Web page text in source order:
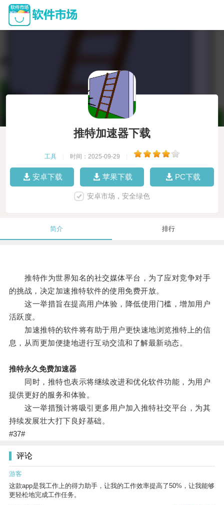
推特加速器下载
工具 时间：2025-09-29
安卓下载 苹果下载 PC下载
安卓市场，安全绿色
简介 排行
推特作为世界知名的社交媒体平台，为了应对竞争对手
的挑战，决定加速推特软件的使用免费开放。
这一举措旨在提高用户体验，降低使用门槛，增加用户
活跃度。
加速推特的软件将有助于用户更快速地浏览推特上的信
息，从而更加便捷地进行互动交流和了解最新动态。
推特永久免费加速器
同时，推特也表示将继续改进和优化软件功能，为用户
提供更好的服务和体验。
这一举措预计将吸引更多用户加入推特社交平台，为其
持续发展壮大打下良好基础。
#37#
评论
游客
这款app是我工作上的得力助手，让我的工作效率提高了50%，让我能够
更轻松地完成工作任务。